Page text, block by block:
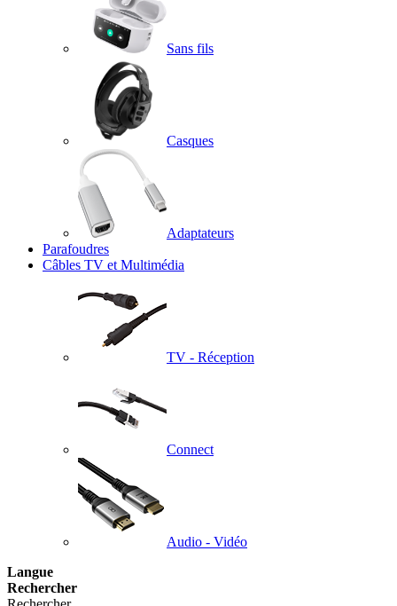
Sans fils
Casques
Adaptateurs
Parafoudres
Câbles TV et Multimédia
TV - Réception
Connect
Audio - Vidéo
Langue
Rechercher